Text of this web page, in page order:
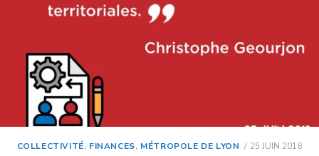
COLLECTIVITÉ, FINANCES, MÉTROPOLE DE LYON 25 JUIN 2018